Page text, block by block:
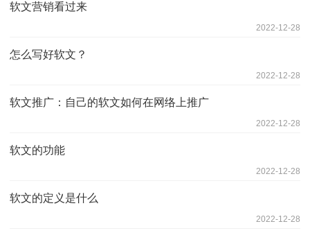
软文营销看过来
2022-12-28
怎么写好软文？
2022-12-28
软文推广：自己的软文如何在网络上推广
2022-12-28
软文的功能
2022-12-28
软文的定义是什么
2022-12-28